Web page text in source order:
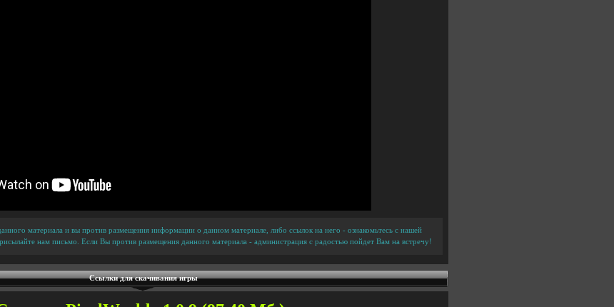
материала и вы против размещения информации о данном материале, либо ссылок на него - ознакомьтесь с нашей
нам письмо. Если Вы против размещения данного материала - администрация с радостью пойдет Вам на встречу!
Ссылки для скачивания игры